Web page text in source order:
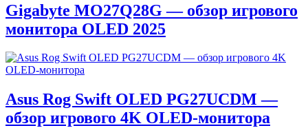
Gigabyte MO27Q28G — обзор игрового
монитора OLED 2025
Asus Rog Swift OLED PG27UCDM —
обзор игрового 4K OLED-монитора